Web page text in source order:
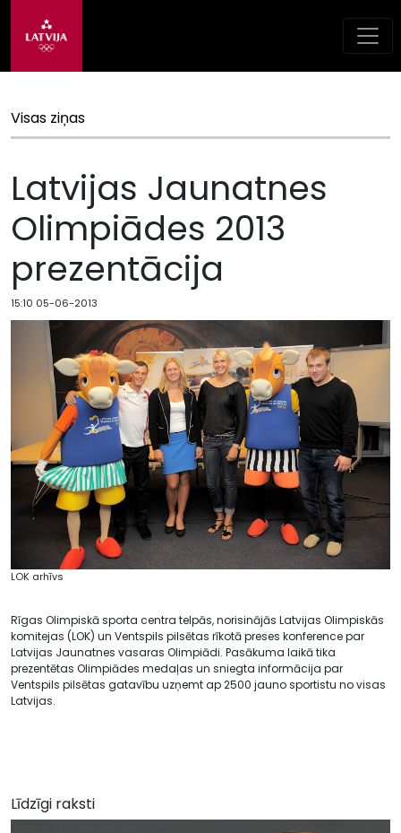
Visas ziņas
Latvijas Jaunatnes
Olimpiādes 2013
prezentācija
15:10 05-06-2013
LOK arhīvs
Rīgas Olimpiskā sporta centra telpās, norisinājās Latvijas Olimpiskās
komitejas (LOK) un Ventspils pilsētas rīkotā preses konference par
Latvijas Jaunatnes vasaras Olimpiādi. Pasākuma laikā tika
prezentētas Olimpiādes medaļas un sniegta informācija par
Ventspils pilsētas gatavību uzņemt ap 2500 jauno sportistu no visas
Latvijas.
Līdzīgi raksti